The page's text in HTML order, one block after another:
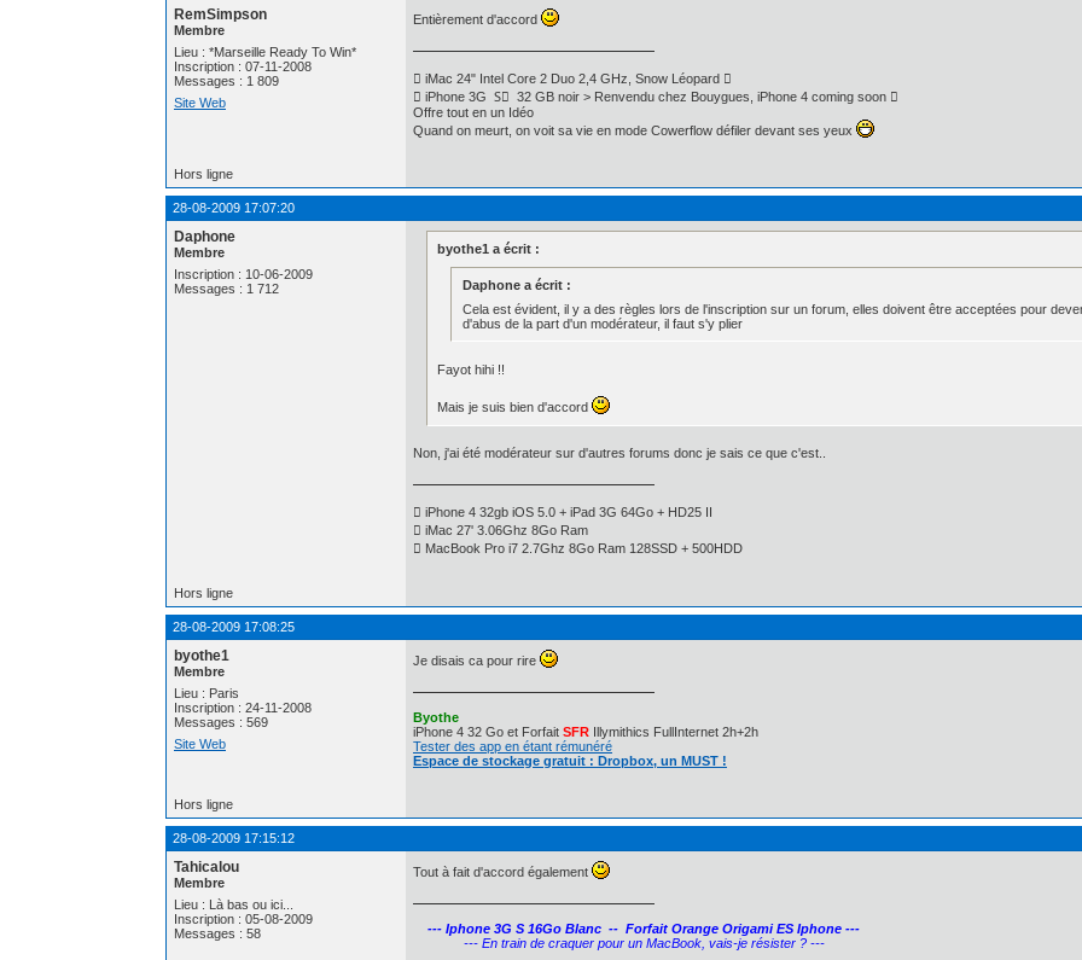
RemSimpson
Membre
Lieu : *Marseille Ready To Win*
Inscription : 07-11-2008
Messages : 1 809
Site Web
Entièrement d'accord
 iMac 24" Intel Core 2 Duo 2,4 GHz, Snow Léopard 
 iPhone 3G S⃣ 32 GB noir > Renvendu chez Bouygues, iPhone 4 coming soon 
Offre tout en un Idéo
Quand on meurt, on voit sa vie en mode Cowerflow défiler devant ses yeux
Hors ligne
28-08-2009 17:07:20
Daphone
Membre
Inscription : 10-06-2009
Messages : 1 712
byothe1 a écrit :
Daphone a écrit :
Cela est évident, il y a des règles lors de l'inscription sur un forum, elles doivent être acceptées pour
d'abus de la part d'un modérateur, il faut s'y plier
Fayot hihi !!
Mais je suis bien d'accord
Non, j'ai été modérateur sur d'autres forums donc je sais ce que c'est..
 iPhone 4 32gb iOS 5.0 + iPad 3G 64Go + HD25 II
 iMac 27' 3.06Ghz 8Go Ram
 MacBook Pro i7 2.7Ghz 8Go Ram 128SSD + 500HDD
Hors ligne
28-08-2009 17:08:25
byothe1
Membre
Lieu : Paris
Inscription : 24-11-2008
Messages : 569
Site Web
Je disais ca pour rire
Byothe
iPhone 4 32 Go et Forfait SFR Illymithics FullInternet 2h+2h
Tester des app en étant rémunéré
Espace de stockage gratuit : Dropbox, un MUST !
Hors ligne
28-08-2009 17:15:12
Tahicalou
Membre
Lieu : Là bas ou ici...
Inscription : 05-08-2009
Messages : 58
Tout à fait d'accord également
--- Iphone 3G S 16Go Blanc -- Forfait Orange Origami ES Iphone ---
--- En train de craquer pour un MacBook, vais-je résister ? ---